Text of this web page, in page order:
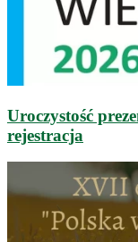
Uroczystość
rejestracja